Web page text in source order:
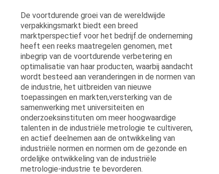
De voortdurende groei van de wereldwijde
verpakkingsmarkt biedt een breed
marktperspectief voor het bedrijf.de onderneming
heeft een reeks maatregelen genomen, met
inbegrip van de voortdurende verbetering en
optimalisatie van haar producten, waarbij aandacht
wordt besteed aan veranderingen in de normen van
de industrie, het uitbreiden van nieuwe
toepassingen en markten,versterking van de
samenwerking met universiteiten en
onderzoeksinstituten om meer hoogwaardige
talenten in de industriële metrologie te cultiveren,
en actief deelnemen aan de ontwikkeling van
industriële normen en normen om de gezonde en
ordelijke ontwikkeling van de industriële
metrologie-industrie te bevorderen.